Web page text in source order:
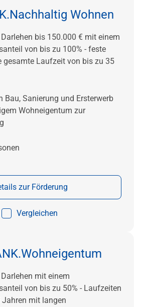
Wohnen
bis 150.000 € mit einem
von bis zu 100% - feste
gesamte Laufzeit von bis zu 35
Bau, Sanierung und Ersterwerb
Wohneigentum zur
Vergleichen
zur Förderung
mit einem
von bis zu 50% - Laufzeiten
mit langen